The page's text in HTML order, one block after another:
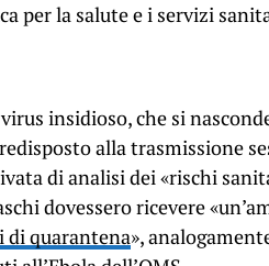
per la salute e i servizi
insidioso, che si
alla trasmissione
di analisi dei «rischi
dovessero ricevere
di quarantena»,